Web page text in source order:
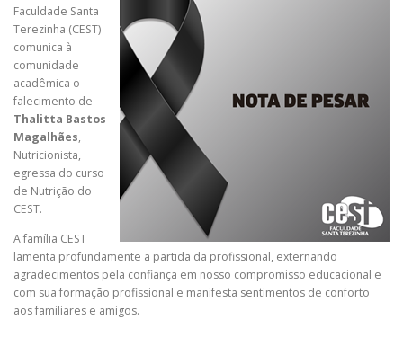
Faculdade Santa
Terezinha (CEST)
comunica à
comunidade
acadêmica o
falecimento de
Thalitta Bastos
Magalhães,
Nutricionista,
egressa do curso
de Nutrição do
CEST.
A família CEST
lamenta profundamente a partida da profissional, externando
agradecimentos pela confiança em nosso compromisso educacional e
com sua formação profissional e manifesta sentimentos de conforto
aos familiares e amigos.